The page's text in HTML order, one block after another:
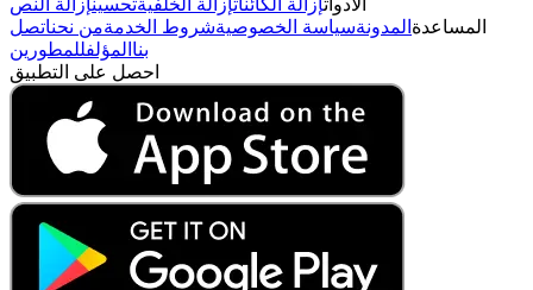
المساعدة المدونةسياسة الخصوصيةشروط الخدمةمن نحناتصل
بنا المؤلفللمطورين
احصل على التطبيق